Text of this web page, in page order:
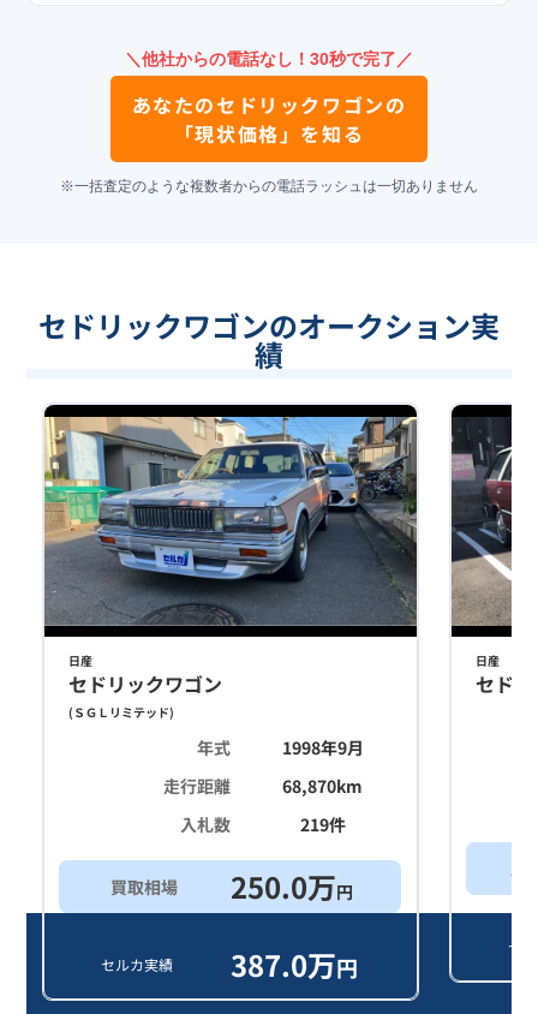
＼他社からの電話なし！30秒で完了／
あなたのセドリックワゴンの
「現状価格」を知る
※一括査定のような複数者からの電話ラッシュは一切ありません
セドリックワゴンのオークション実
績
日産
セドリックワゴン
( ＳＧＬリミテッド)
年式
1998年9月
走行距離
68,870km
入札数
219件
買取相場 250.0万円
セルカ実績 387.0万円
日産
セド
ス
セ